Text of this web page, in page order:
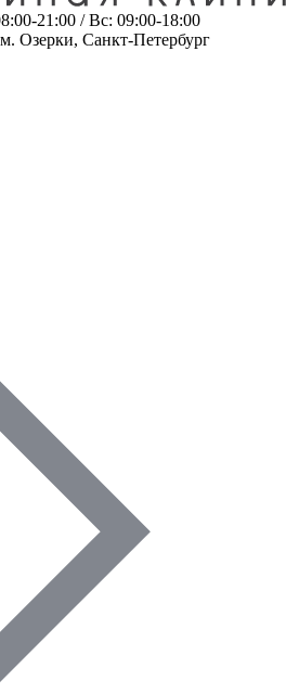
21:00 / Вс: 09:00-18:00
м. Озерки, Санкт-Петербург